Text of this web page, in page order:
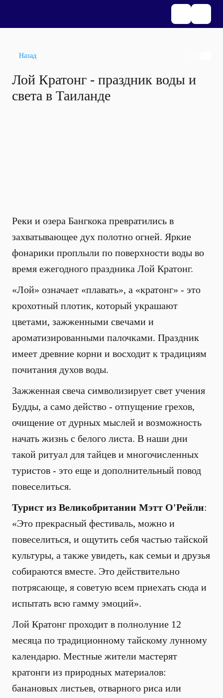
Назад
Лой Кратонг - праздник воды и
света в Таиланде
Реки и озера Бангкока превратились в
захватывающее дух полотно огней. Яркие
фонарики проплыли по поверхности воды во
время ежегодного праздника Лой Кратонг.
«Лой» означает «плавать», а «кратонг» - это
крохотный плотик, который украшают
цветами, зажженными свечами и
ароматизированными палочками. Праздник
имеет древние корни и восходит к традициям
почитания духов воды.
Зажженная свеча символизирует свет учения
Будды, а само действо - отпущение грехов,
очищение от дурных мыслей и возможность
начать жизнь с белого листа. В наши дни
такой ритуал для тайцев и многочисленных
туристов - это еще и дополнительный повод
повеселиться.
Турист из Великобритании Мэтт О'Рейли:
«Это прекрасный фестиваль, можно и
повеселиться, и ощутить себя частью тайской
культуры, а также увидеть, как семьи и друзья
собираются вместе. Это действительно
потрясающе, я советую всем приехать сюда и
испытать всю гамму эмоций».
Лой Кратонг проходит в полнолуние 12
месяца по традиционному тайскому лунному
календарю. Местные жители мастерят
кратонги из природных материалов:
банановых листьев, отварного риса или